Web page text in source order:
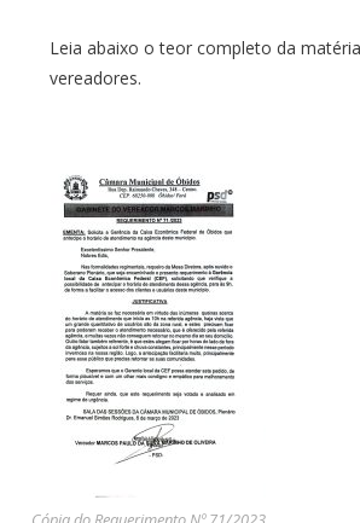
Leia abaixo o teor completo da
vereadores.